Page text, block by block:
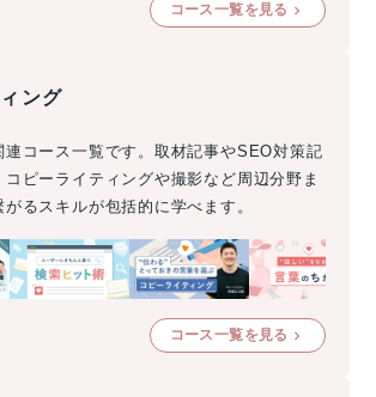
コース一覧を見る
ング
連コース一覧です。取材記事やSEO対策記
ピーライティングや撮影など周辺分野ま
るスキルが包括的に学べます。
コース一覧を見る